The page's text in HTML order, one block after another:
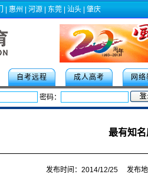
惠州 河源 东莞 汕头 肇庆
自考远程 成人高考 网络
密码： 2022年成人高考专项助
最有知
发布时间：2014/12/25 发布